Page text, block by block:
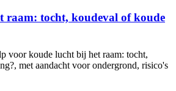
raam: tocht, koudeval of koude
voor koude lucht bij het raam: tocht,
met aandacht voor ondergrond, risico's